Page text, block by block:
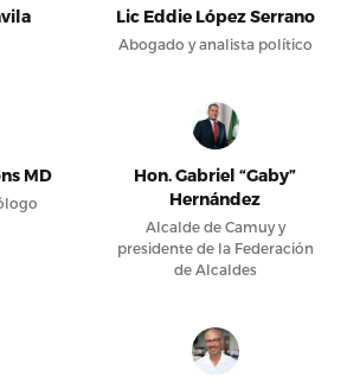
Lic Eddie López Serrano
Abogado y analista político
MD
Hon. Gabriel “Gaby”
Hernández
Alcalde de Camuy y
presidente de la Federación
de Alcaldes